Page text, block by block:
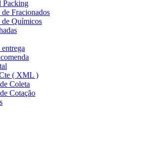
Packing
de Fracionados
de Químicos
( XML )
Coleta
Cotação